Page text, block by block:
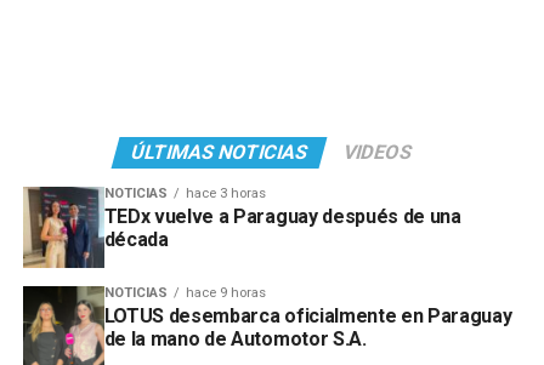
ÚLTIMAS NOTICIAS VIDEOS
NOTICIAS hace 3 horas
TEDx vuelve a Paraguay después de una
década
NOTICIAS hace 9 horas
LOTUS desembarca oficialmente en Paraguay
de la mano de Automotor S.A.